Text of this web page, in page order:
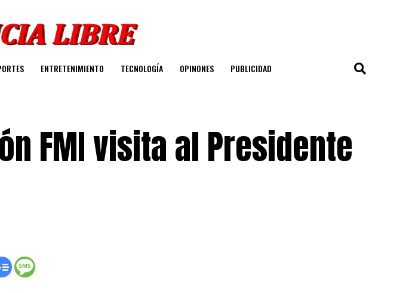
ENTRETENIMIENTO TECNOLOGÍA OPINONES PUBLICIDAD
FMI visita al Presidente